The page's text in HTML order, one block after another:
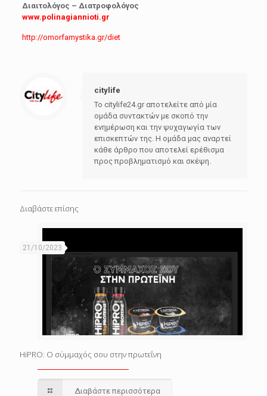
Διαιτολόγος – Διατροφολόγος
www.polinagiannioti.gr
http://omorfamystika.gr/diet
citylife
Το citylife24.gr αποτελείτε από μία
ομάδα συντακτών με σκοπό την
ενημέρωση και την ψυχαγωγία των
επισκεπτών της. Η ομάδα μας αναρτεί
κάθε άρθρο που αποτελεί ερέθισμα
προς προβληματισμό και σκέψη.
Διαβάστε επίσης
21/10/2023
HiPRO: Ο σύμμαχός σου στην πρωτεΐνη
Διαβάστε περισσότερα